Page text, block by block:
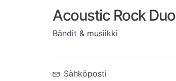
Acoustic Rock Duo
Bändit & musiikki
Sähköposti